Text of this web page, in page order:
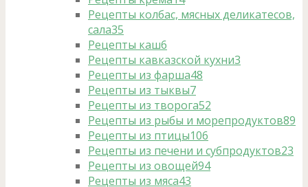
Рецепты колбас, мясных деликатесов,
сала35
Рецепты каш6
Рецепты кавказской кухни3
Рецепты из фарша48
Рецепты из тыквы7
Рецепты из творога52
Рецепты из рыбы и морепродуктов89
Рецепты из птицы106
Рецепты из печени и субпродуктов23
Рецепты из овощей94
Рецепты из мяса43